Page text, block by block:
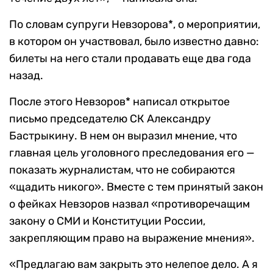
По словам супруги Невзорова*, о мероприятии,
в котором он участвовал, было известно давно:
билеты на него стали продавать еще два года
назад.
После этого Невзоров* написал открытое
письмо председателю СК Александру
Бастрыкину. В нем он выразил мнение, что
главная цель уголовного преследования его —
показать журналистам, что не собираются
«щадить никого». Вместе с тем принятый закон
о фейках Невзоров назвал «противоречащим
закону о СМИ и Конституции России,
закрепляющим право на выражение мнения».
«Предлагаю вам закрыть это нелепое дело. А я